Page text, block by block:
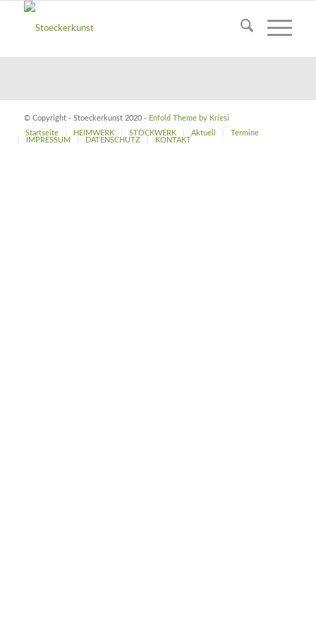
© Copyright - Stoeckerkunst 2020 - Enfold Theme by Kriesi
Startseite
HEIMWERK STÖCKWERK Aktuell
Termine
IMPRESSUM
DATENSCHUTZ KONTAKT